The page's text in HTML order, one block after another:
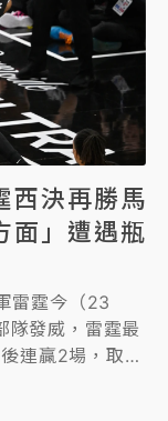
西決再勝馬
」遭遇瓶
雷霆今（23
隊發威，雷霆最
連贏2場，取得
砍將麥凱恩
攻下全隊最高